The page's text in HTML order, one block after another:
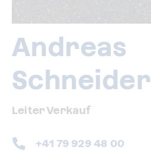
Andreas
Schneider
Leiter Verkauf
+41 79 929 48 00